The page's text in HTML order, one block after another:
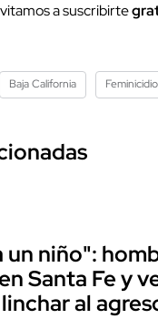
a suscribirte
Baja California
un niño":
Santa Fe y
al